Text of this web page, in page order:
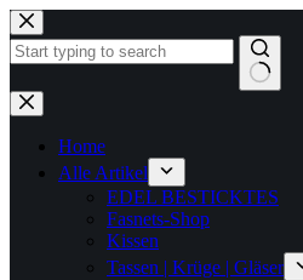
Zum
Inhalt
springen
Keine
Ergebnisse
Home
Alle Artikel
EDEL BESTICKTES
Fasnets-Shop
Kissen
Tassen | Krüge | Gläser